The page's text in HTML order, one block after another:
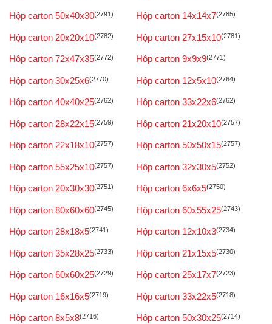
Hộp carton 50x40x30(2791) Hộp carton 14x14x7(2785)
Hộp carton 20x20x10(2782) Hộp carton 27x15x10(2781)
Hộp carton 72x47x35(2772) Hộp carton 9x9x9(2771)
Hộp carton 30x25x6(2770) Hộp carton 12x5x10(2764)
Hộp carton 40x40x25(2762) Hộp carton 33x22x6(2762)
Hộp carton 28x22x15(2759) Hộp carton 21x20x10(2757)
Hộp carton 22x18x10(2757) Hộp carton 50x50x15(2757)
Hộp carton 55x25x10(2757) Hộp carton 32x30x5(2752)
Hộp carton 20x30x30(2751) Hộp carton 6x6x5(2750)
Hộp carton 80x60x60(2745) Hộp carton 60x55x25(2743)
Hộp carton 28x18x5(2741) Hộp carton 12x10x3(2734)
Hộp carton 35x28x25(2733) Hộp carton 21x15x5(2730)
Hộp carton 60x60x25(2729) Hộp carton 25x17x7(2723)
Hộp carton 16x16x5(2719) Hộp carton 33x22x5(2718)
Hộp carton 8x5x8(2716) Hộp carton 50x30x25(2714)